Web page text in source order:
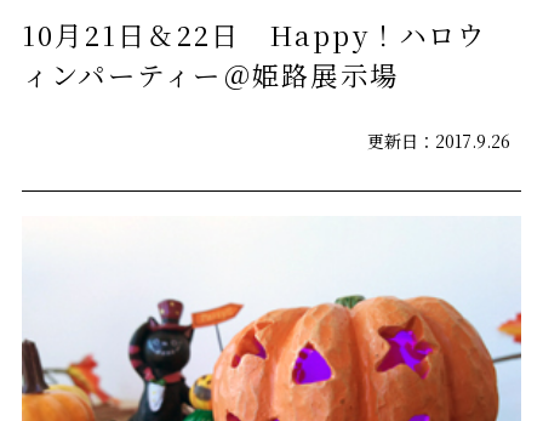
10月21日＆22日 Happy！ハロウ
ィンパーティー＠姫路展示場
更新日：2017.9.26